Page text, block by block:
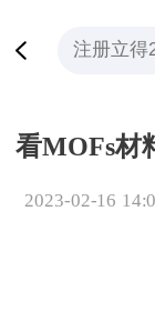
看MOFs材
2023-02-16